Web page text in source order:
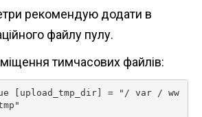
рекомендую додати в
файлу пулу.
тимчасових файлів: